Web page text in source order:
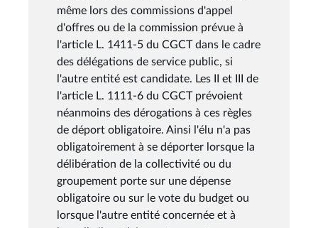
même lors des commissions d'appel
d'offres ou de la commission prévue à
l'article L. 1411-5 du CGCT dans le cadre
des délégations de service public, si
l'autre entité est candidate. Les II et III de
l'article L. 1111-6 du CGCT prévoient
néanmoins des dérogations à ces règles
de déport obligatoire. Ainsi l'élu n'a pas
obligatoirement à se déporter lorsque la
délibération de la collectivité ou du
groupement porte sur une dépense
obligatoire ou sur le vote du budget ou
lorsque l'autre entité concernée et à